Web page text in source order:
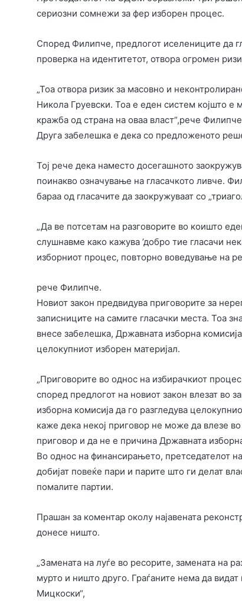
сериозни сомнежи за фер изборен процес.
Според Филипче, предлогот иселениците да
проверка на идентитетот, отвора огромен
„Тоа отвора ризик за масовно и
Никола Груевски. Тоа е еден систем којшто е
кражба од страна на оваа власт“,рече
Друга забелешка е дека со предложеното
Тој рече дека наместо досегашното
поинакво означување на гласачкото ливче.
бараа од гласачите да заокружуваат со
„Да ве потсетам на разговорите во коишто
слушнавме како кажува ’добро тие гласачи
изборниот процес, повторно воведување на
рече Филипче.
Новиот закон предвидува приговорите за
записниците на самите гласачки места. Тоа
внесе забелешка, Државната изборна
целокупниот изборен материјал.
„Приговорите во однос на избирачкиот
според предлогот на новиот закон влезат во
изборна комисија да го разгледува
каже дека некој приговор не може да влезе
приговор и да не е причина Државната
Во однос на финансирањето, претседателот
добијат повеќе пари и парите што ги делат
помалите партии.
Прашан за коментар околу најавената
донесе ништо.
„Замената на луѓе во ресорите, замената на
мурто и ништо друго. Граѓаните нема да
Мицкоски“,